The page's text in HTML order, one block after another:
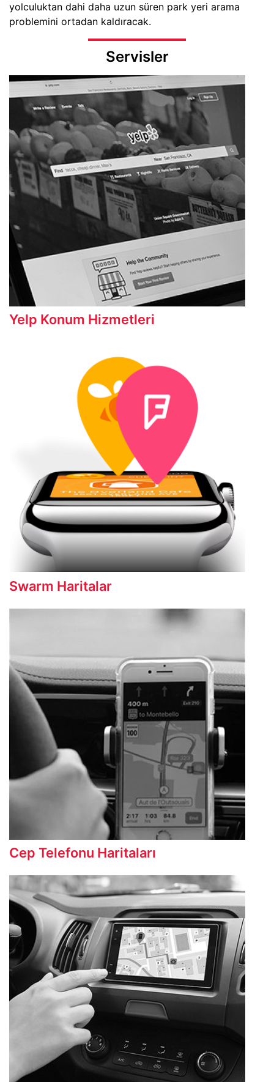
Servisler
Yelp Konum Hizmetleri
Swarm Haritalar
Cep Telefonu Haritaları
yolculuktan dahi daha uzun süren park yeri arama
problemini ortadan kaldıracak.